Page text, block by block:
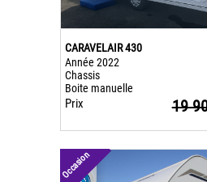
CARAVELAIR 430
Année 2022
Chassis
Boite manuelle
Prix 19
Occasion